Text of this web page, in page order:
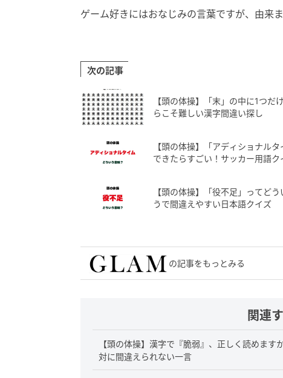
ゲーム好きにはおなじみの言葉ですが、由来
次の記事
【頭の体操】「末」の中に1つ
らこそ難しい漢字間違い探し
【頭の体操】「アディショナル
できたらすごい！サッカー用語ク
【頭の体操】「役不足」ってど
うで間違えやすい日本語クイズ
の記事をもっとみる
関連
【頭の体操】漢字で『脆弱』、正しく読めま
対に間違えられない一言